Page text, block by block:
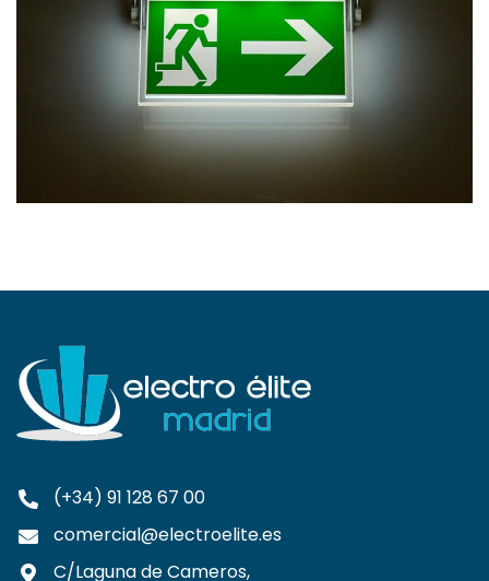
(+34) 91 128 67 00
comercial@electroelite.es
C/Laguna de Cameros,